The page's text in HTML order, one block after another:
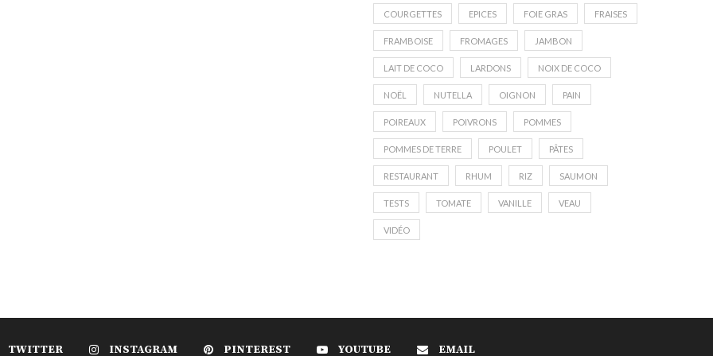
COURGETTES EPICES FOIE GRAS FRAISES
FRAMBOISE FROMAGES JAMBON
LAIT DE COCO LARDONS NOIX DE COCO
NOËL NUTELLA OIGNON PAIN
POIREAUX POIVRONS POMMES
POMMES DE TERRE POULET PÂTES
RESTAURANT RHUM RIZ SAUMON
TESTS TOMATE VANILLE VEAU
VIDÉO
TWITTER INSTAGRAM PINTEREST YOUTUBE EMAIL